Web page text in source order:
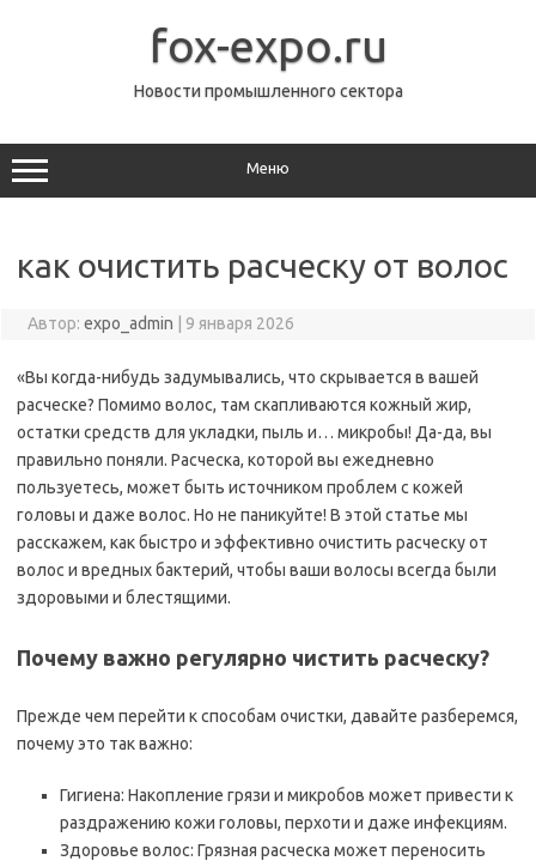
fox-expo.ru
Новости промышленного сектора
Меню
как очистить расческу от волос
Автор: expo_admin 9 января 2026
«Вы когда-нибудь задумывались, что скрывается в вашей
расческе? Помимо волос, там скапливаются кожный жир,
остатки средств для укладки, пыль и… микробы! Да-да, вы
правильно поняли. Расческа, которой вы ежедневно
пользуетесь, может быть источником проблем с кожей
головы и даже волос. Но не паникуйте! В этой статье мы
расскажем, как быстро и эффективно очистить расческу от
волос и вредных бактерий, чтобы ваши волосы всегда были
здоровыми и блестящими.
Почему важно регулярно чистить расческу?
Прежде чем перейти к способам очистки, давайте разберемся,
почему это так важно:
Гигиена: Накопление грязи и микробов может привести к
раздражению кожи головы, перхоти и даже инфекциям.
Здоровье волос: Грязная расческа может переносить